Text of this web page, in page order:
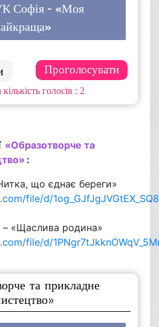
Софія - «Моя
: 2
«Образотворче та
:
що єднає береги»
file/d/
– «Щаслива родина»
file/d/
та прикладне